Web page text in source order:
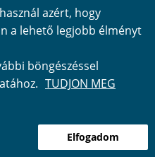
azért, hogy
a lehető legjobb élményt
böngészéssel
TUDJON MEG
Elfogadom